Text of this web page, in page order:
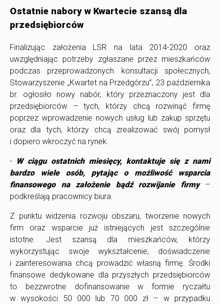
Ostatnie nabory w Kwartecie szansą dla
przedsiębiorców
Finalizując założenia LSR na lata 2014-2020 oraz
uwzględniając potrzeby zgłaszane przez mieszkańców
podczas przeprowadzonych konsultacji społecznych,
Stowarzyszenie „Kwartet na Przedgórzu”, 23 października
br. ogłosiło nowy nabór, który przeznaczony jest dla
przedsiębiorców – tych, którzy chcą rozwinąć firmę
poprzez wprowadzenie nowych usług lub zakup sprzętu
oraz dla tych, którzy chcą zrealizować swój pomysł
i dopiero wkroczyć na rynek.
- W ciągu ostatnich miesięcy, kontaktuje się z nami
bardzo wiele osób, pytając o możliwość wsparcia
finansowego na założenie bądź rozwijanie firmy–
podkreślają pracownicy biura.
Z punktu widzenia rozwoju obszaru, tworzenie nowych
firm oraz wsparcie już istniejących jest szczególnie
istotne. Jest szansą dla mieszkańców, którzy
wykorzystując swoje wykształcenie, doświadczenie
i zainteresowania chcą prowadzić własną firmę. Środki
finansowe dedykowane dla przyszłych przedsiębiorców
to bezzwrotne dofinansowanie w formie ryczałtu
w wysokości 50 000 lub 70 000 zł – w przypadku